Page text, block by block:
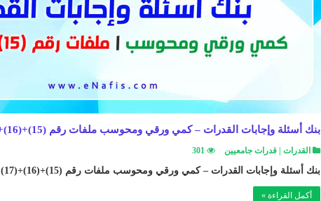
بنك أسئلة وإجابات القدرات – كمي ورقي ومحوسب ملفات رقم (15)+(16)+(17)
القدرات | قدرات جامعيين 301
بنك أسئلة وإجابات القدرات – كمي ورقي ومحوسب ملفات رقم (15)+(16)+(17) ..
أكمل القراءة »